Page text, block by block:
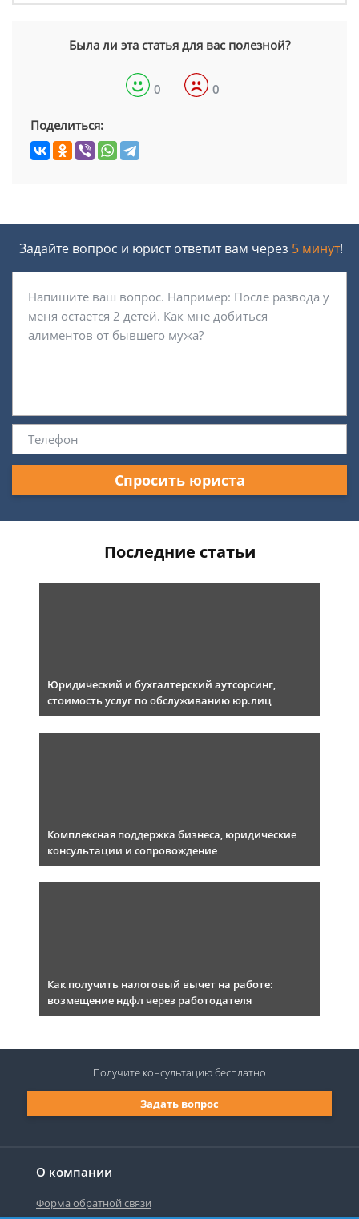
Была ли эта статья для вас полезной?
0 0
Поделиться:
Задайте вопрос и юрист ответит вам через 5 минут!
Спросить юриста
Последние статьи
Юридический и бухгалтерский аутсорсинг,
стоимость услуг по обслуживанию юр.лиц
Комплексная поддержка бизнеса, юридические
консультации и сопровождение
Как получить налоговый вычет на работе:
возмещение ндфл через работодателя
О компании
Форма обратной связи
Задать вопрос
Получите консультациюбесплатно